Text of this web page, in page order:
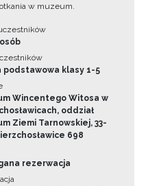
w muzeum.
podstawowa klasy 1-5
Wincentego Witosa w
oddział
Ziemi Tarnowskiej, 33-
698
rezerwacja